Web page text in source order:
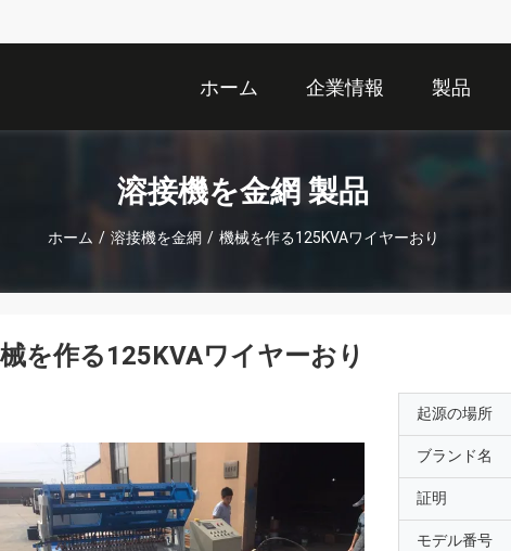
ホーム 企業情報 製品
溶接機を金網 製品
ホーム / 溶接機を金網 / 機械を作る125KVAワイヤーおり
を作る125KVAワイヤーおり
起源の場所
ブランド名
証明
モデル番号